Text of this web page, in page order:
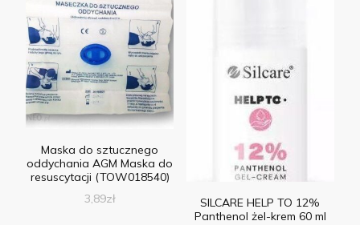
Maska do sztucznego
oddychania AGM Maska do
resuscytacji (TOW018540)
3,89zł
SILCARE HELP TO 12%
Panthenol żel-krem 60 ml